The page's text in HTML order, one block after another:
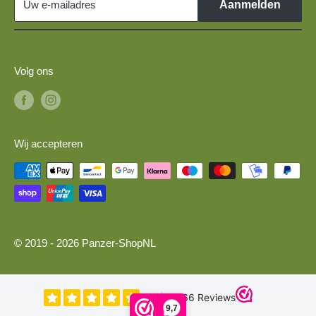
9,7
Uw e-mailadres Aanmelden
Volg ons
Wij accepteren
© 2019 - 2026 Panzer-ShopNL